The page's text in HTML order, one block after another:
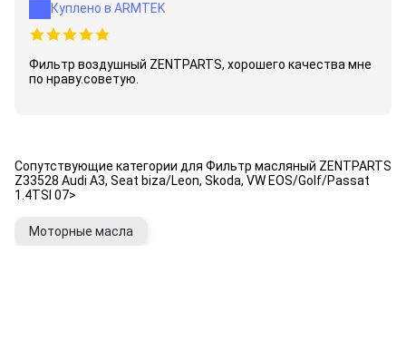
Куплено в ARMTEK
Фильтр воздушный ZENTPARTS, хорошего качества мне
по нраву.советую.
Сопутствующие категории для Фильтр масляный ZENTPARTS
Z33528 Audi A3, Seat biza/Leon, Skoda, VW EOS/Golf/Passat
1.4TSI 07>
Моторные масла